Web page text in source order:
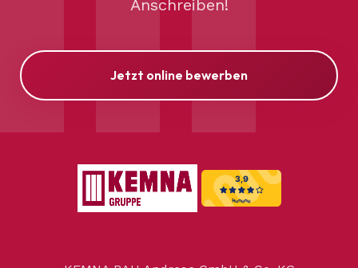
Anschreiben!
Jetzt online bewerben